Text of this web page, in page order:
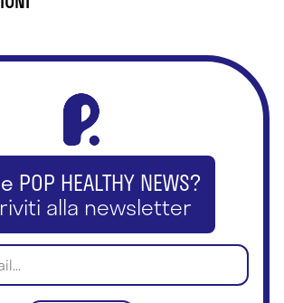
POP HEALTHY NEWS?
alla newsletter